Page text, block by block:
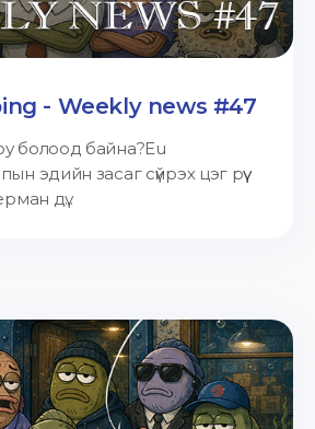
- Weekly news #47
болоод байна?Eu
эдийн засаг сүйрэх цэг рүү
дү...